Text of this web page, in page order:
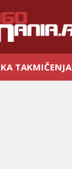
TAKMIČENJA